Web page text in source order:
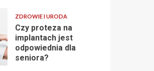
ZDROWIE I URODA
Czy proteza na
implantach jest
odpowiednia dla
seniora?